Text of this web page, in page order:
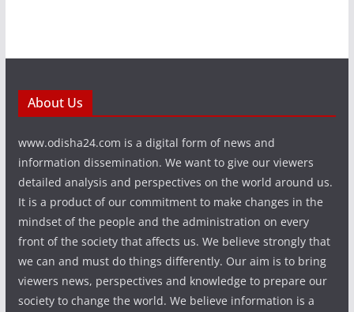
About Us
www.odisha24.com is a digital form of news and
information dissemination. We want to give our viewers
detailed analysis and perspectives on the world around us.
It is a product of our commitment to make changes in the
mindset of the people and the administration on every
front of the society that affects us. We believe strongly that
we can and must do things differently. Our aim is to bring
viewers news, perspectives and knowledge to prepare our
society to change the world. We believe information is a